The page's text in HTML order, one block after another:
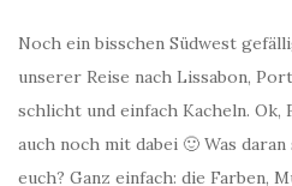
Noch ein bisschen Südwest
unserer Reise nach Lissabon,
schlicht und einfach Kacheln. Ok,
auch noch mit dabei 🙂 Was
euch? Ganz einfach: die Farben,